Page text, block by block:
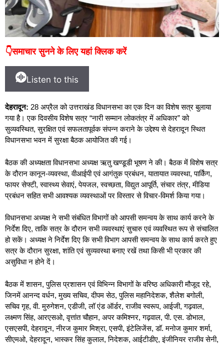
👇समाचार सुनने के लिए यहां क्लिक करें
Listen to this
देहरादून: 28 अप्रैल को उत्तराखंड विधानसभा का एक दिन का विशेष सत्र बुलाया
गया है। एक दिवसीय विशेष सत्र “नारी सम्मान लोकतंत्र में अधिकार” को
सुव्यवस्थित, सुरक्षित एवं सफलतापूर्वक संपन्न कराने के उद्देश्य से देहरादून स्थित
विधानसभा भवन में सुरक्षा बैठक आयोजित की गई।
बैठक की अध्यक्षता विधानसभा अध्यक्ष ऋतु खण्डूडी भूषण ने की। बैठक में विशेष सत्र
के दौरान कानून-व्यवस्था, वीआईपी एवं आगंतुक प्रबंधन, यातायात व्यवस्था, पार्किंग,
फायर सेफ्टी, स्वास्थ्य सेवाएं, पेयजल, स्वच्छता, विद्युत आपूर्ति, संचार तंत्र, मीडिया
प्रबंधन सहित सभी आवश्यक व्यवस्थाओं पर विस्तार से विचार-विमर्श किया गया।
विधानसभा अध्यक्ष ने सभी संबंधित विभागों को आपसी समन्वय के साथ कार्य करने के
निर्देश दिए, ताकि सत्र के दौरान सभी व्यवस्थाएं सुचारु एवं व्यवस्थित रूप से संचालित
हो सकें। अध्यक्ष ने निर्देश दिए कि सभी विभाग आपसी समन्वय के साथ कार्य करते हुए
सत्र के दौरान सुरक्षा, शांति एवं सुव्यवस्था बनाए रखें तथा किसी भी प्रकार की
असुविधा न होने दें।
बैठक में शासन, पुलिस प्रशासन एवं विभिन्न विभागों के वरिष्ठ अधिकारी मौजूद रहे,
जिनमें आनन्द वर्धन, मुख्य सचिव, दीपम सेठ, पुलिस महानिदेशक, शैलेश बगोली,
सचिव गृह, वी. मुरुगेशन, एडीजी, लॉ एंड ऑर्डर, राजीव स्वरूप, आईजी, गढ़वाल,
लक्ष्मण सिंह, आरएसओ, वृत्तांत चौहान, अपर कमिश्नर, गढ़वाल, पी. एस. डोभाल,
एसएसपी, देहरादून, नीरज कुमार मिश्रा, एसपी, इंटेलिजेंस, डॉ. मनोज कुमार शर्मा,
सीएमओ, देहरादून, भास्कर सिंह कुलाल, निदेशक, आईटीडीए, इंजीनियर राजीव सेनी,